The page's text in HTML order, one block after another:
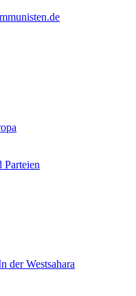
Parteien
der Westsahara